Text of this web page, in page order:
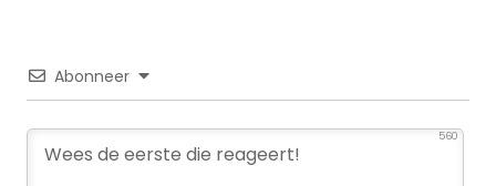
Abonneer
560